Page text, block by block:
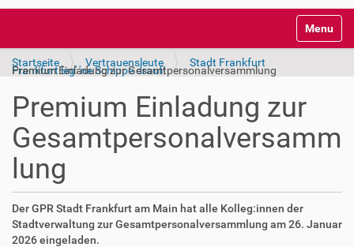
Startseite Vertrauensleute Stadt Frankfurt
Frankfurt leg' 'ne Schippe drauf!
Premium Einladung zur Gesamtpersonalversammlung
Premium Einladung zur
Gesamtpersonalversamm
lung
Der GPR Stadt Frankfurt am Main hat alle Kolleg:innen der
Stadtverwaltung zur Gesamtpersonalversammlung am 26. Januar
2026 eingeladen.